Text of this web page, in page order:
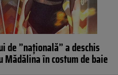
de ”națională” a deschis
în costum de baie